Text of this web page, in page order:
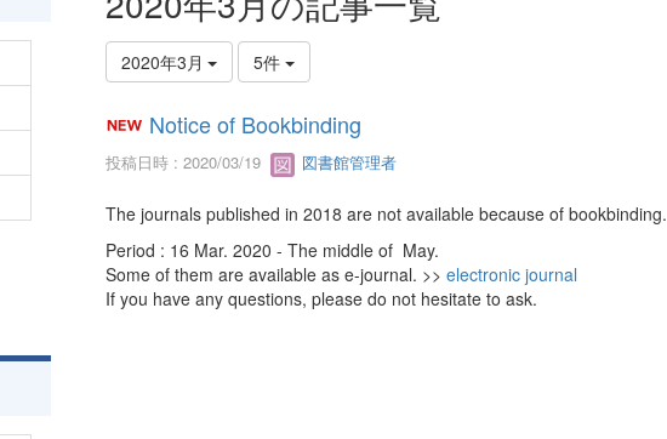
2020年3月 5件
Notice of Bookbinding
投稿日時 : 2020/03/19 図書館管理者
The journals published in 2018 are not available because of bookbinding.
Period : 16 Mar. 2020 - The middle of May.
Some of them are available as e-journal. >> electronic journal
If you have any questions, please do not hesitate to ask.